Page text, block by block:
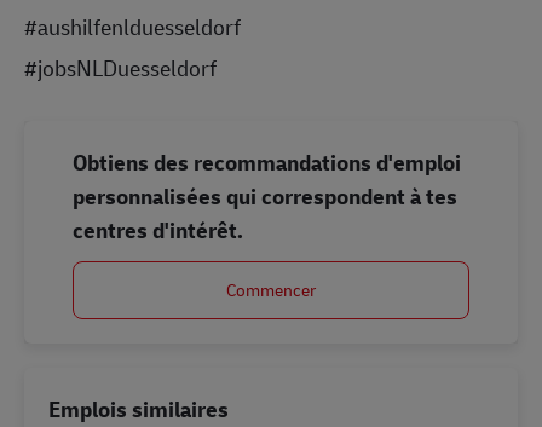
#aushilfenlduesseldorf
#jobsNLDuesseldorf
Obtiens des recommandations d'emploi
personnalisées qui correspondent à tes
centres d'intérêt.
Commencer
Emplois similaires